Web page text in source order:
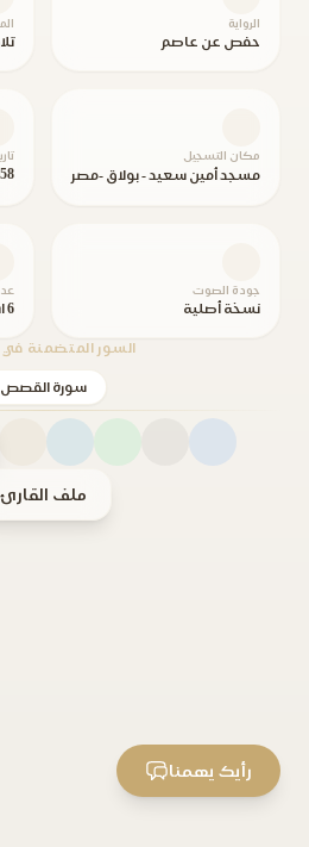
الرواية
حفص عن عاصم
مكان التسجيل
مسجد أمين سعيد - بولاق -مصر
جودة الصوت
نسخة أصلية 6 استماع
السور المتضمنة في
سورة القصص
ملف القارئ
رأيك يهمنا